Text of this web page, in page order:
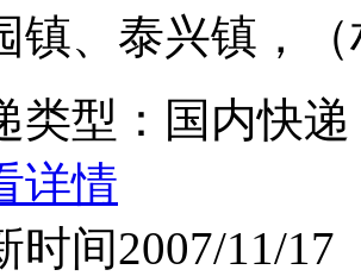
镇、泰兴镇，
类型：国内快递
详情
时间2007/11/17